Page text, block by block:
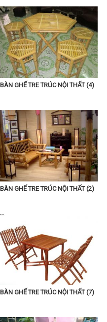
BÀN GHẾ TRE TRÚC NỘI THẤT (4)
BÀN GHẾ TRE TRÚC NỘI THẤT (2)
BÀN GHẾ TRE TRÚC NỘI THẤT (7)